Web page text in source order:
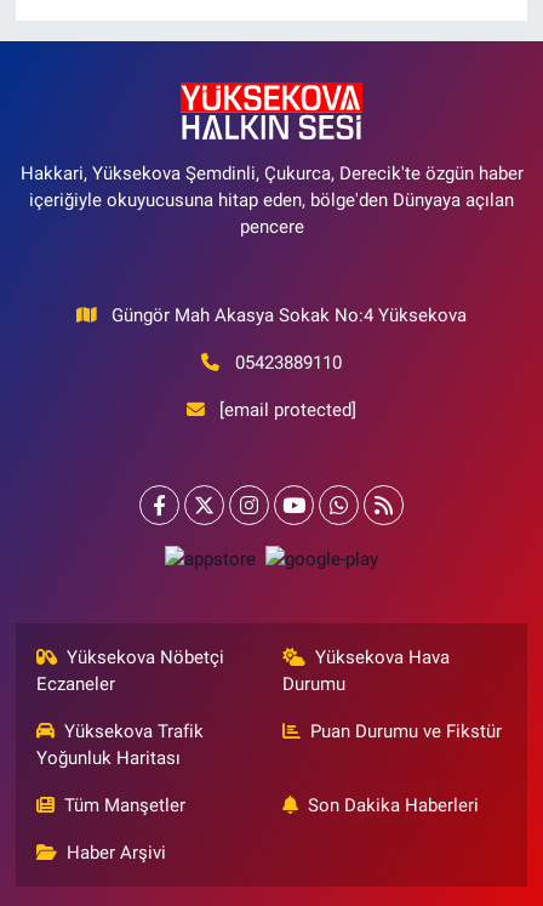
Hakkari, Yüksekova Şemdinli, Çukurca, Derecik'te özgün haber
içeriğiyle okuyucusuna hitap eden, bölge'den Dünyaya açılan
pencere
Güngör Mah Akasya Sokak No:4 Yüksekova
05423889110
[email protected]
Yüksekova Nöbetçi
Eczaneler
Yüksekova Hava
Durumu
Yüksekova Trafik
Yoğunluk Haritası
Puan Durumu ve Fikstür
Tüm Manşetler Son Dakika Haberleri
Haber Arşivi